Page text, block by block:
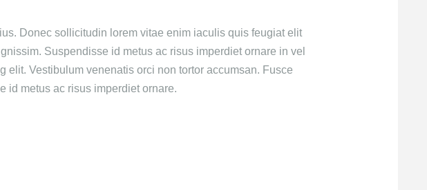
Donec sollicitudin lorem vitae enim iaculis quis feugiat elit
Suspendisse id metus ac risus imperdiet ornare in vel
elit. Vestibulum venenatis orci non tortor accumsan. Fusce
id metus ac risus imperdiet ornare.